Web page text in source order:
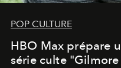
POP CULTURE
HBO Max prépare
série culte "Gilmore